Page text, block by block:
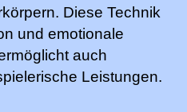
Diese Technik
und emotionale
auch
Leistungen.